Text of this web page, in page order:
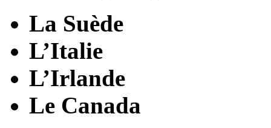
La Suède
L’Italie
L’Irlande
Le Canada